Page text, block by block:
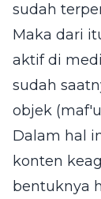
sudah
Maka dari
aktif di
sudah
objek
Dalam hal
konten
bentuknya